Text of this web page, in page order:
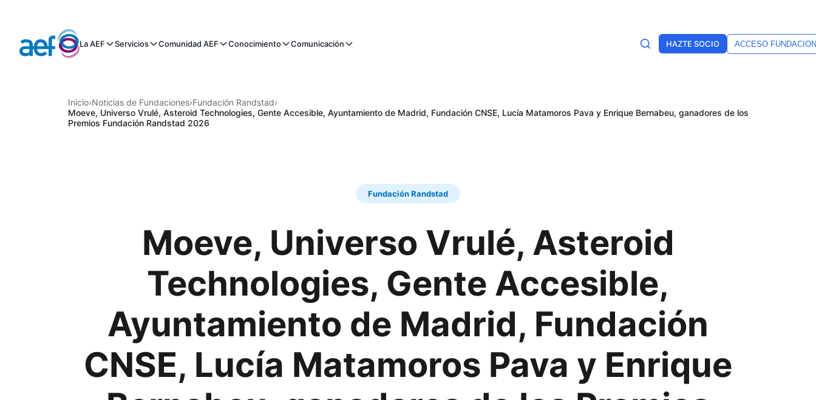
La AEF Servicios Comunidad AEF Conocimiento Comunicación HAZTE SOCIO ACCESO
Inicio›Noticias de Fundaciones›Fundación Randstad›
Moeve, Universo Vrulé, Asteroid Technologies, Gente Accesible, Ayuntamiento de Madrid, Fundación CNSE, Lucía Matamoros Pava y Enrique Bernabeu, ganadores de los
Premios Fundación Randstad 2026
Fundación Randstad
Moeve, Universo Vrulé, Asteroid
Technologies, Gente Accesible,
Ayuntamiento de Madrid, Fundación
CNSE, Lucía Matamoros Pava y Enrique